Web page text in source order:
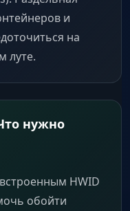
и
на
луте.
нужно
встроенным HWID
обойти